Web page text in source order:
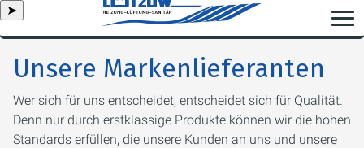
➤
Unsere Markenlieferanten
Wer sich für uns entscheidet, entscheidet sich für Qualität.
Denn nur durch erstklassige Produkte können wir die hohen
Standards erfüllen, die unsere Kunden an uns und unsere